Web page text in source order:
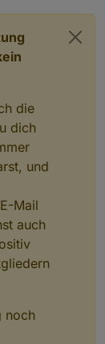
die
dich
und
Mail
auch
noch